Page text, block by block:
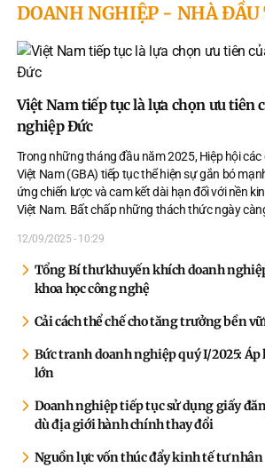
DOANH NGHIỆP - NHÀ ĐẦU
Việt Nam tiếp tục là lựa chọn ưu tiên
nghiệp Đức
Trong những tháng đầu năm 2025, Hiệp hội
Việt Nam (GBA) tiếp tục thể hiện sự gắn bó
ứng chiến lược và cam kết dài hạn đối với nền
Việt Nam. Bất chấp những thách thức ngày
12/09/2025 - 10:29
Tổng Bí thư khuyến khích doanh
khoa học công nghệ
Cải cách thể chế cho tăng trưởng bền
Bức tranh doanh nghiệp quý I/2025:
lớn
Doanh nghiệp tiếp tục sử dụng giấy
dù địa giới hành chính thay đổi
Nguồn lực vốn thúc đẩy kinh tế tư nhân